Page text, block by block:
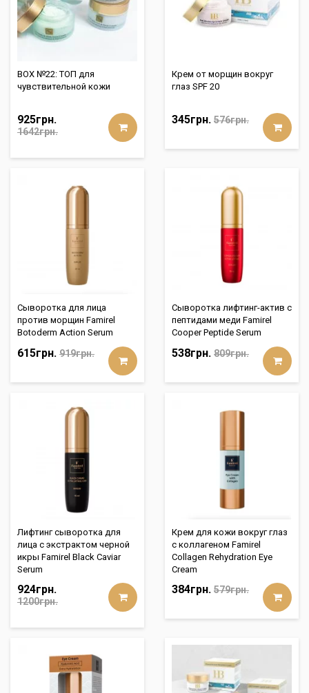
BOX №22: ТОП для
чувствительной кожи
925грн.
1642грн.
Крем от морщин вокруг
глаз SPF 20
345грн. 576грн.
Сыворотка для лица
против морщин Famirel
Botoderm Action Serum
615грн. 919грн.
Сыворотка лифтинг-актив с
пептидами меди Famirel
Cooper Peptide Serum
538грн. 809грн.
Лифтинг сыворотка для
лица с экстрактом черной
икры Famirel Black Caviar
Serum
924грн.
1200грн.
Крем для кожи вокруг глаз
с коллагеном Famirel
Collagen Rehydration Eye
Cream
384грн. 579грн.